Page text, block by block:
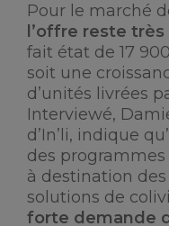
Pour le marché
l’offre reste
fait état de 17
soit une
d’unités livrées
Interviewé,
d’In’li, indique
des
à destination
solutions de
forte demande